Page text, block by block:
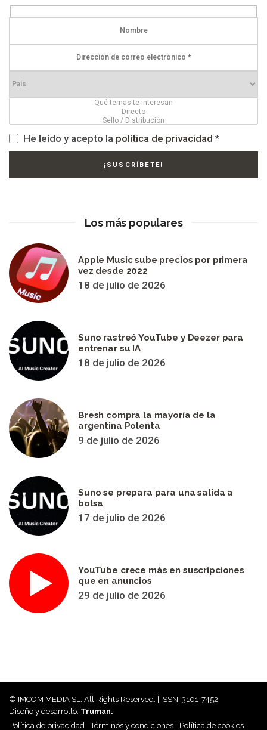
He leído y acepto la política de privacidad *
Los más populares
Apple Music sube precios por primera
vez desde 2022
18 de julio de 2026
Suno rastreó YouTube y Deezer para
entrenar su IA
18 de julio de 2026
Bresh compra la mayoría de la
argentina Polenta
9 de julio de 2026
Suno se prepara para una salida a
bolsa
17 de julio de 2026
YouTube crece más en suscripciones
que en anuncios
29 de julio de 2026
© IMCOM MEDIA SL. All Rights Reserved. | ISSN: 3101-7452
Diseño y desarrollo: Truman.
Política de privacidad
Términos y condiciones Política de cookies